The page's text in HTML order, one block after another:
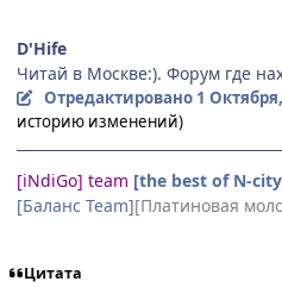
D'Hife
Читай в Москве:). Форум где
Отредактировано 1
историю изменений)
[iNdiGo] team [the best of N-
[Баланс Team][Платиновая
Цитата